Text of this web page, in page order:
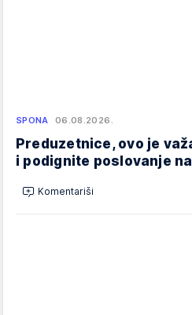
SPONA 06.08.2026.
Preduzetnice, ovo je
i podignite poslovanje
Komentariši